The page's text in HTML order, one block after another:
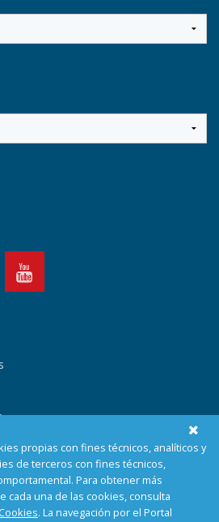
Malaga, Málaga
Contacto Aviso médico Bonomédico web
propias con fines técnicos, analíticos y
de terceros con fines técnicos,
Para obtener más
cada una de las cookies, consulta
. La navegación por el Portal